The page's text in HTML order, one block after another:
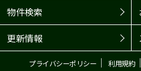
物件検索
更新情報
プライバシーポリシー ｜ 利用規約｜